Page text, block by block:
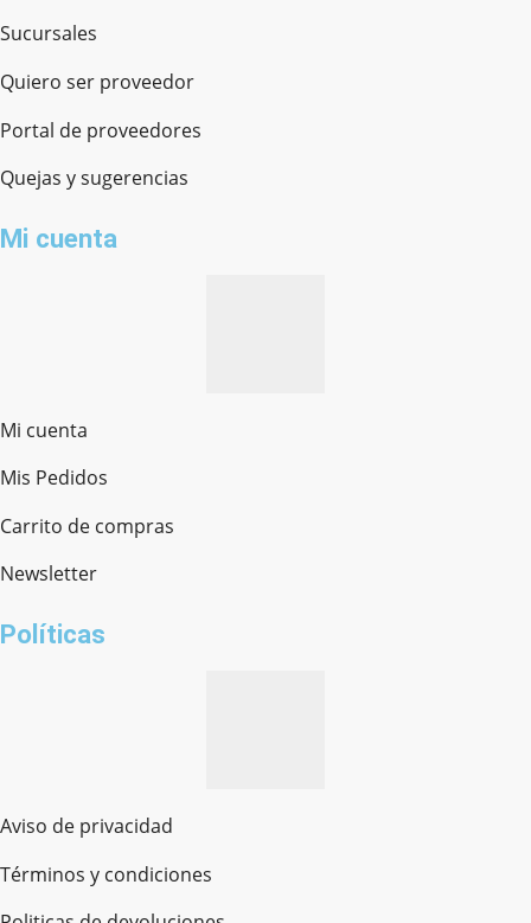
Sucursales
Quiero ser proveedor
Portal de proveedores
Quejas y sugerencias
Mi cuenta
Mi cuenta
Mis Pedidos
Carrito de compras
Newsletter
Políticas
Aviso de privacidad
Términos y condiciones